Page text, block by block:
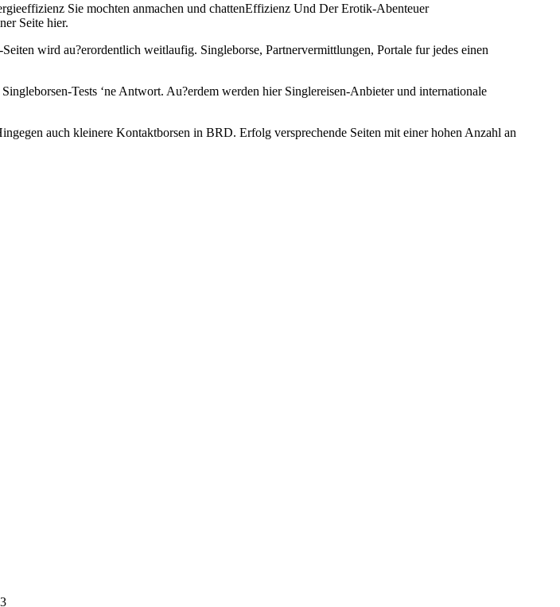
Sie mochten anmachen und chattenEffizienz Und Der Erotik-Abenteuer
Seite hier.
wird au?erordentlich weitlaufig. Singleborse, Partnervermittlungen, Portale fur jedes einen
Tests ‘ne Antwort. Au?erdem werden hier Singlereisen-Anbieter und internationale
auch kleinere Kontaktborsen in BRD. Erfolg versprechende Seiten mit einer hohen Anzahl an